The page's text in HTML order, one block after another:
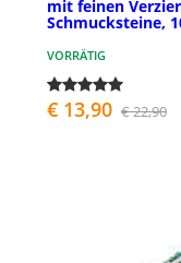
mit feinen
Schmucksteine,
VORRÄTIG
€ 13,90 € 22,90